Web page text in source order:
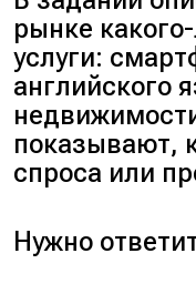
рынке
услуги:
английского
показывают,
спроса или
Нужно